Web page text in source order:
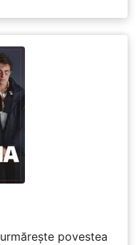
povestea